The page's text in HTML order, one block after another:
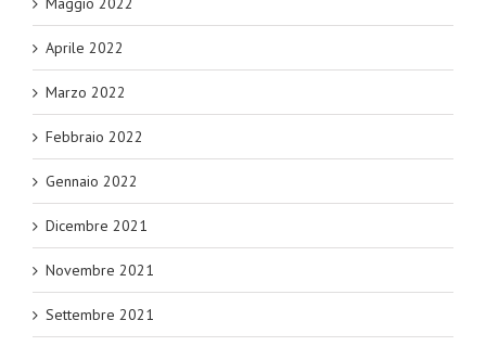
Aprile 2022
Marzo 2022
Febbraio 2022
Gennaio 2022
Dicembre 2021
Novembre 2021
Settembre 2021